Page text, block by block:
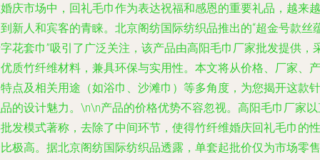
庆市场中，回礼毛巾作为表达祝福和感恩的重要礼品，越来越
新人和宾客的青睐。北京阁纺国际纺织品推出的“超金号款丝
花套巾”吸引了广泛关注，该产品由高阳毛巾厂家批发提供，
质竹纤维材料，兼具环保与实用性。本文将从价格、厂家、产
点及相关用途（如浴巾、沙滩巾）等多角度，为您揭开这款针
的设计魅力。\n\n产品的价格优势不容忽视。高阳毛巾厂家
发模式著称，去除了中间环节，使得竹纤维婚庆回礼毛巾的性
极高。据北京阁纺国际纺织品透露，单套起批价仅为市场零售